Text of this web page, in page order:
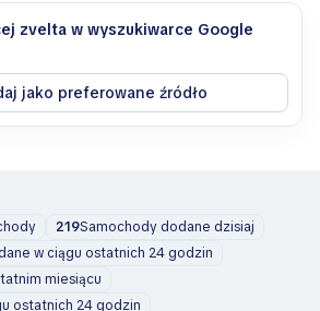
zvelta w wyszukiwarce Google
jako preferowane źródło
219Samochody dodane dzisiaj
w ciągu ostatnich 24 godzin
miesiącu
ostatnich 24 godzin